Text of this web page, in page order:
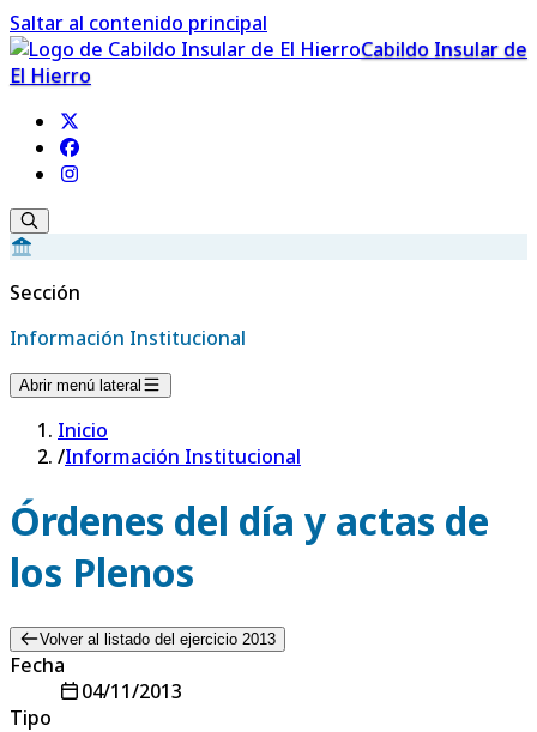
Saltar al contenido principal
Cabildo Insular de
El Hierro
Sección
Información Institucional
Abrir menú lateral
Inicio
/Información Institucional
Órdenes del día y actas de
los Plenos
Volver al listado del ejercicio 2013
Fecha
04/11/2013
Tipo